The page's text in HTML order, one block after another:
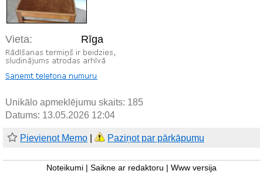
Vieta: Rīga
Unikālo apmeklējumu skaits: 185
Datums: 13.05.2026 12:04
Pievienot Memo Paziņot par pārkāpumu
Noteikumi Saikne ar redaktoru Www versija